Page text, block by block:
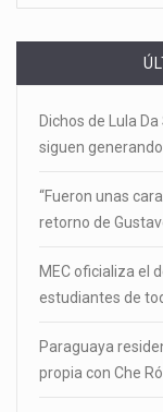
Dichos de Lula
siguen
“Fueron unas
retorno de
MEC oficializa el
estudiantes de
Paraguaya
propia con Che